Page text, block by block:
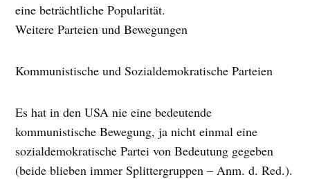
eine beträchtliche Popularität.
Weitere Parteien und Bewegungen
Kommunistische und Sozialdemokratische Parteien
Es hat in den USA nie eine bedeutende
kommunistische Bewegung, ja nicht einmal eine
sozialdemokratische Partei von Bedeutung gegeben
(beide blieben immer Splittergruppen – Anm. d. Red.).